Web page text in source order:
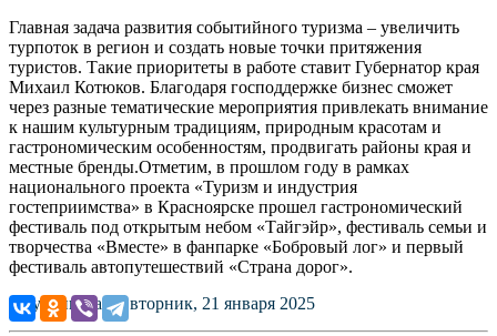
Главная задача развития событийного туризма – увеличить
турпоток в регион и создать новые точки притяжения
туристов. Такие приоритеты в работе ставит Губернатор края
Михаил Котюков. Благодаря господдержке бизнес сможет
через разные тематические мероприятия привлекать внимание
к нашим культурным традициям, природным красотам и
гастрономическим особенностям, продвигать районы края и
местные бренды.Отметим, в прошлом году в рамках
национального проекта «Туризм и индустрия
гостеприимства» в Красноярске прошел гастрономический
фестиваль под открытым небом «Тайгэйр», фестиваль семьи и
творчества «Вместе» в фанпарке «Бобровый лог» и первый
фестиваль автопутешествий «Страна дорог».
Опубликовано: вторник, 21 января 2025